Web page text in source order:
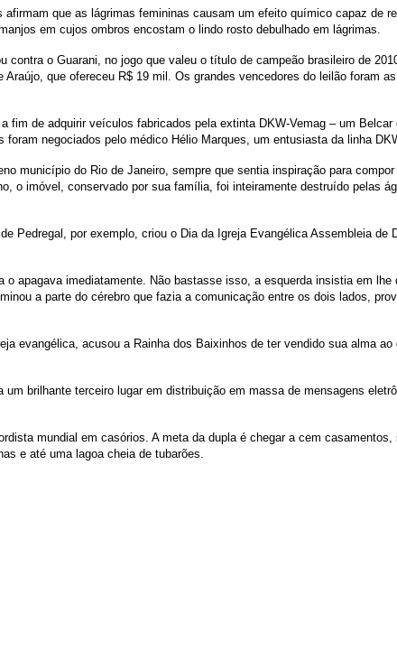
que as lágrimas femininas causam um efeito químico capaz de
em cujos ombros encostam o lindo rosto debulhado em lágrimas.
o Guarani, no jogo que valeu o título de campeão brasileiro de
que ofereceu R$ 19 mil. Os grandes vencedores do leilão foram
de adquirir veículos fabricados pela extinta DKW-Vemag – um
negociados pelo médico Hélio Marques, um entusiasta da linha
município do Rio de Janeiro, sempre que sentia inspiração para
o imóvel, conservado por sua família, foi inteiramente destruído pelas
Pedregal, por exemplo, criou o Dia da Igreja Evangélica Assembleia de
apagava imediatamente. Não bastasse isso, a esquerda insistia em
a parte do cérebro que fazia a comunicação entre os dois lados,
evangélica, acusou a Rainha dos Baixinhos de ter vendido sua alma
brilhante terceiro lugar em distribuição em massa de mensagens
mundial em casórios. A meta da dupla é chegar a cem
e até uma lagoa cheia de tubarões.